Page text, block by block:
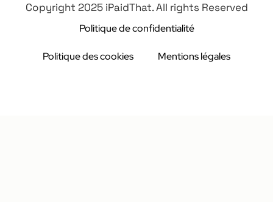
Copyright 2025 iPaidThat. All rights Reserved
Politique de confidentialité
Politique des cookies Mentions légales